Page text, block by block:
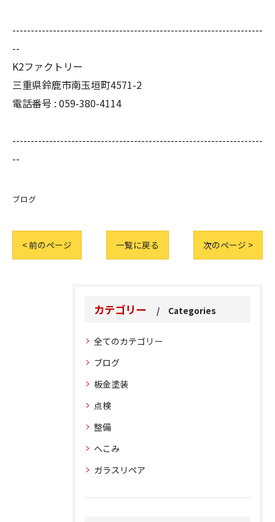
--------------------------------------------------------------------
--
K2ファクトリー
三重県鈴鹿市南玉垣町4571-2
電話番号 : 059-380-4114
--------------------------------------------------------------------
--
ブログ
< 前のページ 一覧に戻る 次のページ >
カテゴリー Categories
全てのカテゴリー
ブログ
板金塗装
点検
整備
へこみ
ガラスリペア